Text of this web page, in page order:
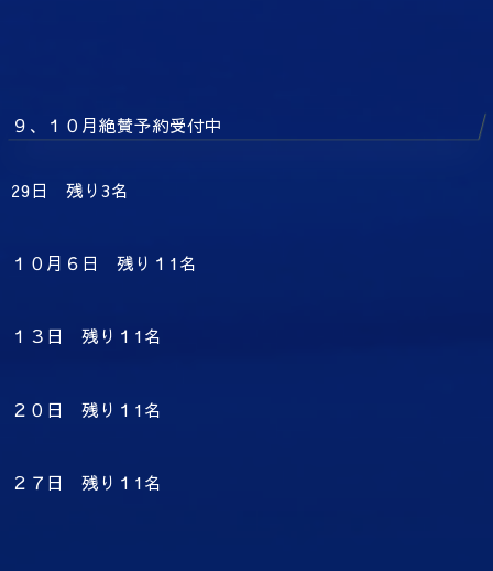
９、１０月絶賛予約受付中
29日 残り3名
１０月６日 残り１1名
１３日 残り１1名
２０日 残り１1名
２７日 残り１1名